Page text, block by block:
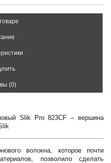
(0)
Slik Pro 823CF – вершина
волокна, которое почти
позволило сделать